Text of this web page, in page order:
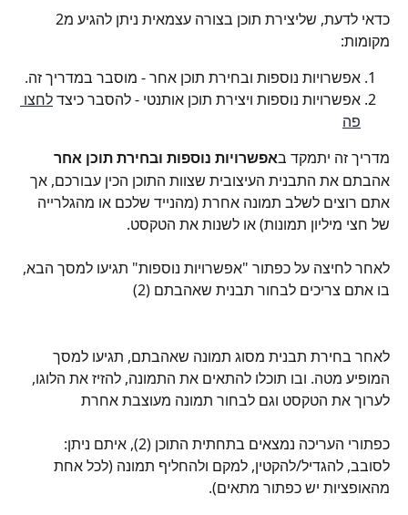
מקומות:
אפשרויות נוספות ובחירת תוכן אחר - מוסבר במדריך זה.
אפשרויות נוספות ויצירת תוכן אותנטי - להסבר כיצד לחצו
פה
מדריך זה יתמקד באפשרויות נוספות ובחירת תוכן אחר
אהבתם את התבנית העיצובית שצוות התוכן הכין עבורכם, אך
אתם רוצים לשלב תמונה אחרת (מהנייד שלכם או מהגלרייה
של חצי מיליון תמונות) או לשנות את הטקסט.
לאחר לחיצה על כפתור "אפשרויות נוספות" תגיעו למסך הבא,
בו אתם צריכים לבחור תבנית שאהבתם (2)
לאחר בחירת תבנית מסוג תמונה שאהבתם, תגיעו למסך
המופיע מטה. ובו תוכלו להתאים את התמונה, להזיז את הלוגו,
לערוך את הטקסט וגם לבחור תמונה מעוצבת אחרת
כפתורי העריכה נמצאים בתחתית התוכן (2), איתם ניתן:
לסובב, להגדיל/להקטין, למקם ולהחליף תמונה (לכל אחת
מהאופציות יש כפתור מתאים).